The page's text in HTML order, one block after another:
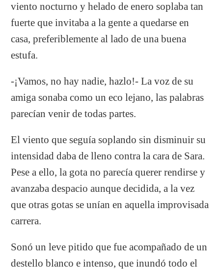
viento nocturno y helado de enero soplaba tan
fuerte que invitaba a la gente a quedarse en
casa, preferiblemente al lado de una buena
estufa.
-¡Vamos, no hay nadie, hazlo!- La voz de su
amiga sonaba como un eco lejano, las palabras
parecían venir de todas partes.
El viento que seguía soplando sin disminuir su
intensidad daba de lleno contra la cara de Sara.
Pese a ello, la gota no parecía querer rendirse y
avanzaba despacio aunque decidida, a la vez
que otras gotas se unían en aquella improvisada
carrera.
Sonó un leve pitido que fue acompañado de un
destello blanco e intenso, que inundó todo el